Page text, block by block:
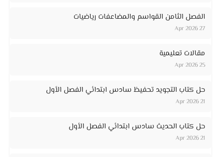
الفصل الثامن القواسم والمضاعفات رياضيات
27 Apr 2026
مقالات تعليمية
25 Apr 2026
حل كتاب التجويد تحفيظ سادس ابتدائي الفصل الأول
21 Apr 2026
حل كتاب الحديث سادس ابتدائي الفصل الأول
21 Apr 2026